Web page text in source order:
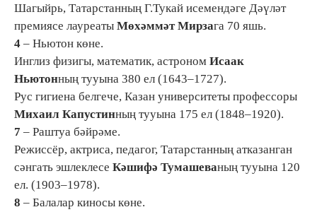
Шагыйрь, Татарстанның Г.Тукай исемендәге Дәүләт
премиясе лауреаты Мөхәммәт Мирзага 70 яшь.
4 – Ньютон көне.
Инглиз физигы, математик, астроном Исаак
Ньютонның тууына 380 ел (1643–1727).
Рус гигиена белгече, Казан университеты профессоры
Михаил Капустинның тууына 175 ел (1848–1920).
7 – Раштуа бәйрәме.
Режиссёр, актриса, педагог, Татарстанның атказанган
сәнгать эшлеклесе Кәшифә Тумашеваның тууына 120
ел. (1903–1978).
8 – Балалар киносы көне.